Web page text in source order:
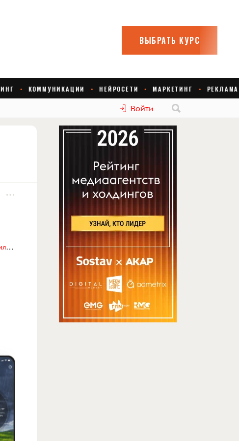
Войти
Digital (web-дизайн, интернет-реклама и продвижение, интернет-сообщества и блоги, интернет-коммуникации, мобильный маркетинг, реклама на цифровых экранах)